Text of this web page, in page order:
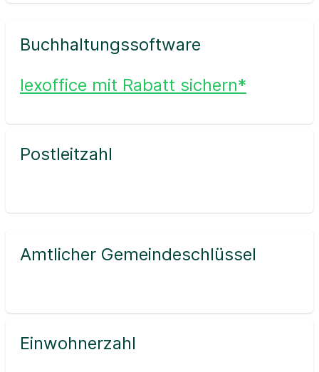
Buchhaltungssoftware
lexoffice mit Rabatt sichern*
Postleitzahl
Amtlicher Gemeindeschlüssel
Einwohnerzahl